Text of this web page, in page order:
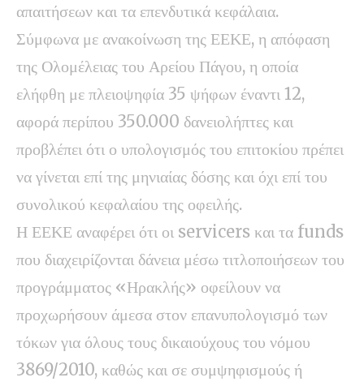
απαιτήσεων και τα επενδυτικά κεφάλαια.
Σύμφωνα με ανακοίνωση της ΕΕΚΕ, η απόφαση
της Ολομέλειας του Αρείου Πάγου, η οποία
ελήφθη με πλειοψηφία 35 ψήφων έναντι 12,
αφορά περίπου 350.000 δανειολήπτες και
προβλέπει ότι ο υπολογισμός του επιτοκίου πρέπει
να γίνεται επί της μηνιαίας δόσης και όχι επί του
συνολικού κεφαλαίου της οφειλής.
Η ΕΕΚΕ αναφέρει ότι οι servicers και τα funds
που διαχειρίζονται δάνεια μέσω τιτλοποιήσεων του
προγράμματος «Ηρακλής» οφείλουν να
προχωρήσουν άμεσα στον επανυπολογισμό των
τόκων για όλους τους δικαιούχους του νόμου
3869/2010, καθώς και σε συμψηφισμούς ή